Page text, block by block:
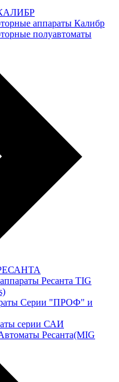
аппараты Калибр
полуавтоматы
Ресанта TIG
Серии "ПРОФ" и
серии САИ
Ресанта(MIG